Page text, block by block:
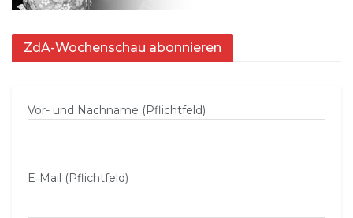
ZdA-Wochenschau abonnieren
Vor- und Nachname (Pflichtfeld)
E‑Mail (Pflichtfeld)